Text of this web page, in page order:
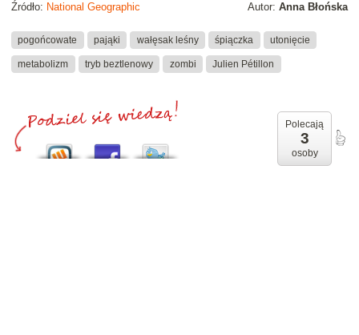
Autor: Anna Błońska
Źródło: National Geographic
pogońcowate pająki wałęsak leśny śpiączka utonięcie
metabolizm tryb beztlenowy zombi Julien Pétillon
Polecają
3
osoby